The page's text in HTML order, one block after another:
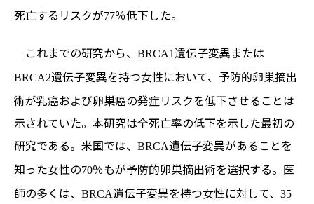
死亡するリスクが77％低下した。
これまでの研究から、 BRCA1遺伝子変異または
BRCA2遺伝子変異を持つ女性において、予防的卵巣摘出
術が乳癌および卵巣癌の発症リスクを低下させることは
示されていた。本研究は全死亡率の低下を示した最初の
研究である。米国では、 BRCA遺伝子変異があることを
知った女性の70％もが予防的卵巣摘出術を選択する。医
師の多くは、 BRCA遺伝子変異を持つ女性に対して、 35